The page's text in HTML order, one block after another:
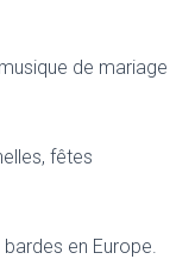
de mariage
fêtes
en Europe.